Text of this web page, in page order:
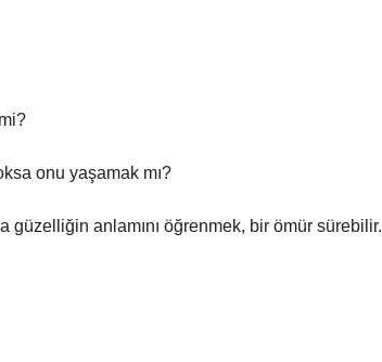
onu yaşamak mı?
güzelliğin anlamını öğrenmek, bir ömür sürebilir.